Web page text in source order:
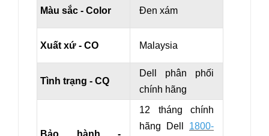
Màu sắc - Color Đen xám
Xuất xứ - CO Malaysia
Tình trạng - CQ
Dell phân phối
chính hãng
12 tháng chính
hãng Dell
1800-